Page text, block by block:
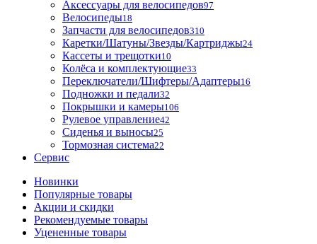
Аксессуары для велосипедов97
Велосипеды18
Запчасти для велосипедов310
Каретки/Шатуны/Звезды/Картриджы24
Кассеты и трещотки10
Колёса и комплектующие33
Переключатели/Шифтеры/Адаптеры16
Подножки и педали32
Покрышки и камеры106
Рулевое управление42
Сиденья и выносы25
Тормозная система22
Сервис
Новинки
Популярные товары
Акции и скидки
Рекомендуемые товары
Уцененные товары